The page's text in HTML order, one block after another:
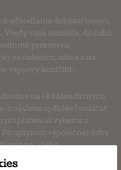
odhodlania dokázať otcovi,
Vtedy však netušila, do čoho
proroctvo,
narodením, ožíva a na
vojnový konflikt.
na 14 kalendárnych
(alebo aj ďalšie) požičať
pri platení si vyberte z
uplynutí výpožičnej doby
alebo
či zásielkovne).